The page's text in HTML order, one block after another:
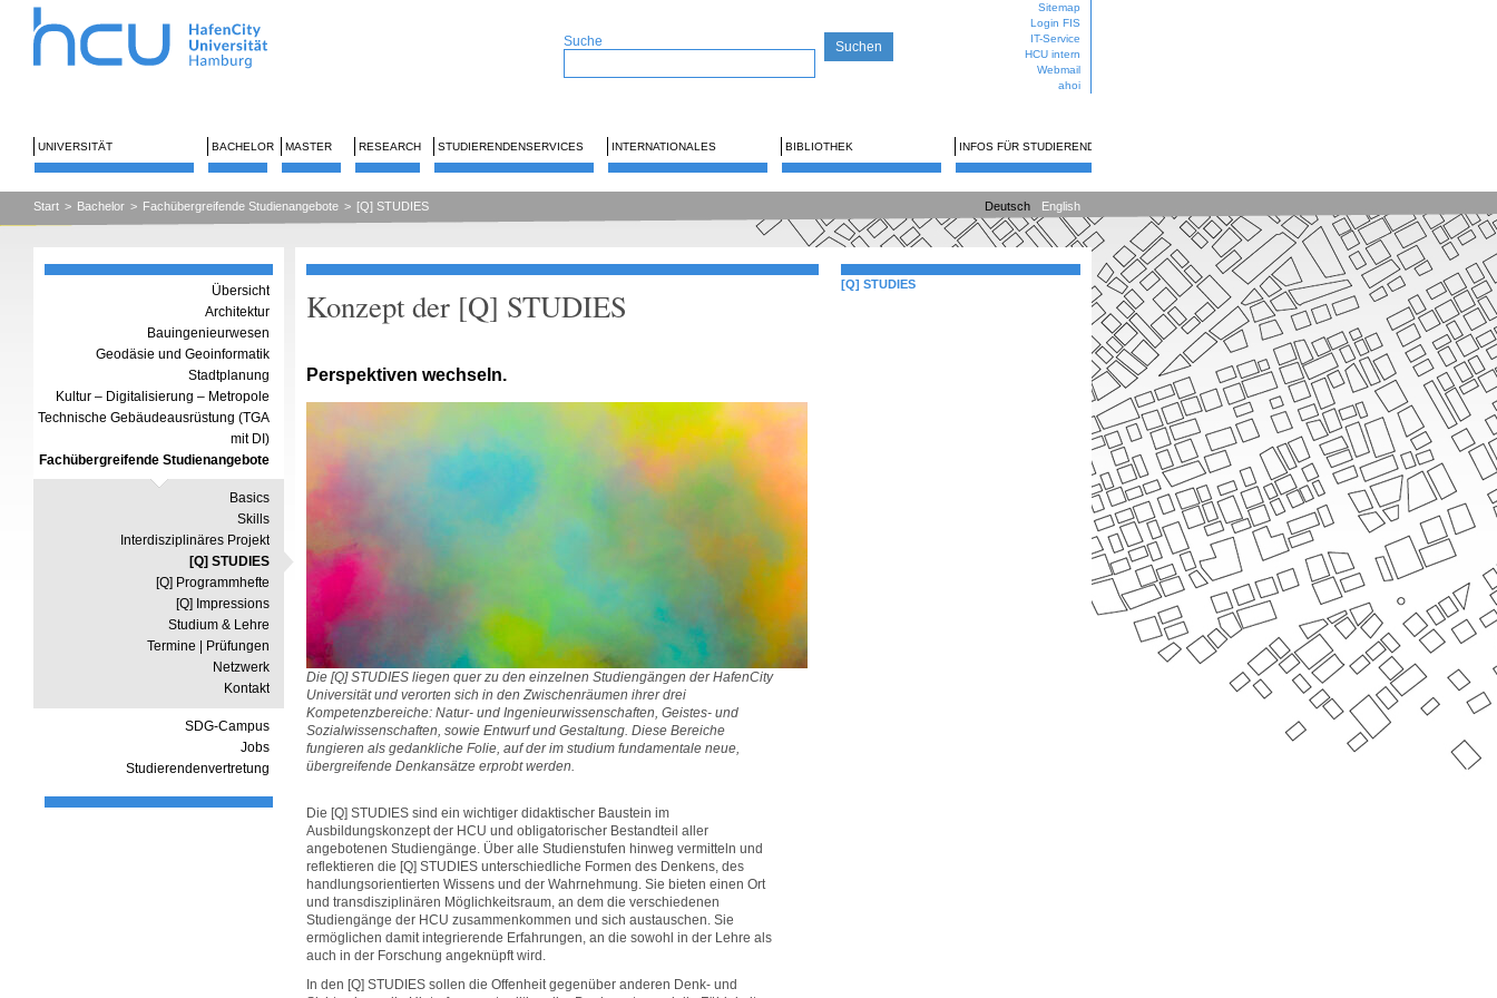
Suche
Sitemap
Login FIS
IT-Service
HCU intern
Webmail
ahoi
UNIVERSITÄT BACHELOR MASTER RESEARCH STUDIERENDENSERVICES INTERNATIONALES BIBLIOTHEK INFOS FÜR STUDIERENDE
Start > Bachelor > Fachübergreifende Studienangebote > [Q] STUDIES Deutsch English
Übersicht
Architektur
Bauingenieurwesen
Geodäsie und Geoinformatik
Stadtplanung
Kultur – Digitalisierung – Metropole
Technische Gebäudeausrüstung (TGA
mit DI)
Fachübergreifende Studienangebote
Basics
Skills
Interdisziplinäres Projekt
[Q] STUDIES
[Q] Programmhefte
[Q] Impressions
Studium & Lehre
Termine | Prüfungen
Netzwerk
Kontakt
SDG-Campus
Jobs
Studierendenvertretung
Konzept der [Q] STUDIES
Perspektiven wechseln.
Die [Q] STUDIES liegen quer zu den einzelnen Studiengängen der HafenCity
Universität und verorten sich in den Zwischenräumen ihrer drei
Kompetenzbereiche: Natur- und Ingenieurwissenschaften, Geistes- und
Sozialwissenschaften, sowie Entwurf und Gestaltung. Diese Bereiche
fungieren als gedankliche Folie, auf der im studium fundamentale neue,
übergreifende Denkansätze erprobt werden.
Die [Q] STUDIES sind ein wichtiger didaktischer Baustein im
Ausbildungskonzept der HCU und obligatorischer Bestandteil aller
angebotenen Studiengänge. Über alle Studienstufen hinweg vermitteln und
reflektieren die [Q] STUDIES unterschiedliche Formen des Denkens, des
handlungsorientierten Wissens und der Wahrnehmung. Sie bieten einen Ort
und transdisziplinären Möglichkeitsraum, an dem die verschiedenen
Studiengänge der HCU zusammenkommen und sich austauschen. Sie
ermöglichen damit integrierende Erfahrungen, an die sowohl in der Lehre als
auch in der Forschung angeknüpft wird.
In den [Q] STUDIES sollen die Offenheit gegenüber anderen Denk- und
[Q] STUDIES